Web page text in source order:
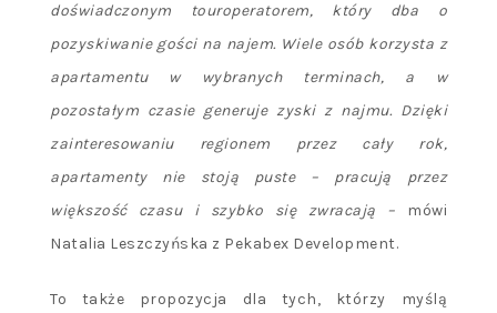
doświadczonym touroperatorem, który dba o
pozyskiwanie gości na najem. Wiele osób korzysta z
apartamentu w wybranych terminach, a w
pozostałym czasie generuje zyski z najmu. Dzięki
zainteresowaniu regionem przez cały rok,
apartamenty nie stoją puste – pracują przez
większość czasu i szybko się zwracają – mówi
Natalia Leszczyńska z Pekabex Development.
To także propozycja dla tych, którzy myślą